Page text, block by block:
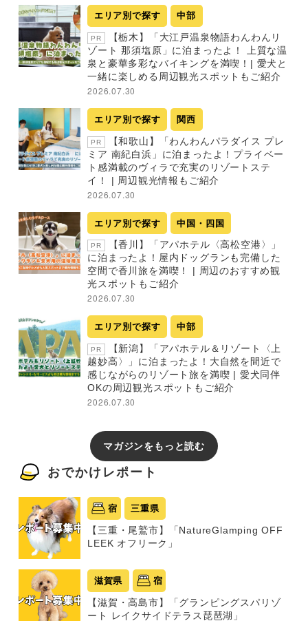
エリア別で探す 中部
PR
【栃木】「大江戸温泉物語わんわんリ
ゾート 那須塩原」に泊まったよ！ 上質な温
泉と豪華多彩なバイキングを満喫！| 愛犬と
一緒に楽しめる周辺観光スポットもご紹介
2026.07.30
エリア別で探す 関西
PR
【和歌山】「わんわんパラダイス プレ
ミア 南紀白浜」に泊まったよ！プライベー
ト感満載のヴィラで充実のリゾートステ
イ！ | 周辺観光情報もご紹介
2026.07.30
エリア別で探す 中国・四国
PR
【香川】「アパホテル〈高松空港〉」
に泊まったよ！屋内ドッグランも完備した
空間で香川旅を満喫！ | 周辺のおすすめ観
光スポットもご紹介
2026.07.30
エリア別で探す 中部
PR
【新潟】「アパホテル＆リゾート〈上
越妙高〉」に泊まったよ！大自然を間近で
感じながらのリゾート旅を満喫 | 愛犬同伴
OKの周辺観光スポットもご紹介
2026.07.30
マガジンをもっと読む
おでかけレポート
宿 三重県
【三重・尾鷲市】「NatureGlamping OFF
LEEK オフリーク」
滋賀県 宿
【滋賀・高島市】「グランピングスパリゾ
ート レイクサイドテラス琵琶湖」